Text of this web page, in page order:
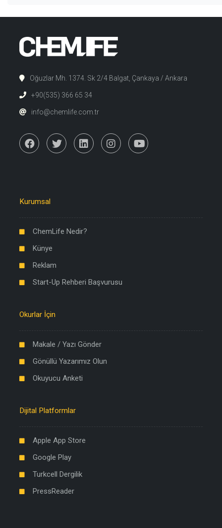
Oğuzlar Mh. 1374. Sk 2/4 Balgat, Çankaya / Ankara
+90(535) 366 65 34
info@chemlife.com.tr
Kurumsal
ChemLife Nedir?
Künye
Reklam
Start-Up Rehberi Başvurusu
Okurlar İçin
Makale / Yazı Gönder
Gönüllü Yazarımız Olun
Okuyucu Anketi
Dijital Platformlar
Apple App Store
Google Play
Turkcell Dergilik
PressReader